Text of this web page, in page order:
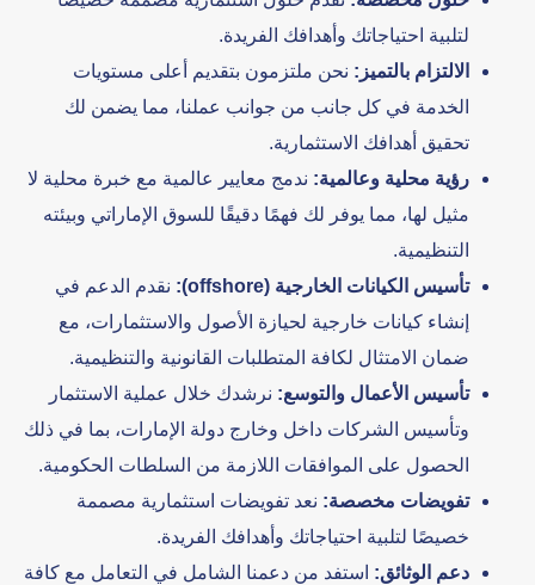
لتلبية احتياجاتك وأهدافك الفريدة.
الالتزام بالتميز: نحن ملتزمون بتقديم أعلى مستويات
الخدمة في كل جانب من جوانب عملنا، مما يضمن لك
تحقيق أهدافك الاستثمارية.
رؤية محلية وعالمية: ندمج معايير عالمية مع خبرة محلية لا
مثيل لها، مما يوفر لك فهمًا دقيقًا للسوق الإماراتي وبيئته
التنظيمية.
تأسيس الكيانات الخارجية (offshore):
نقدم الدعم في
إنشاء كيانات خارجية لحيازة الأصول والاستثمارات، مع
ضمان الامتثال لكافة المتطلبات القانونية والتنظيمية.
تأسيس الأعمال والتوسع: نرشدك خلال عملية الاستثمار
وتأسيس الشركات داخل وخارج دولة الإمارات، بما في ذلك
الحصول على الموافقات اللازمة من السلطات الحكومية.
تفويضات مخصصة: نعد تفويضات استثمارية مصممة
خصيصًا لتلبية احتياجاتك وأهدافك الفريدة.
دعم الوثائق: استفد من دعمنا الشامل في التعامل مع كافة